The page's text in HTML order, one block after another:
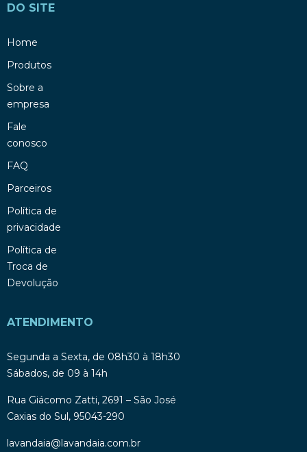
DO SITE
Home
Produtos
Sobre a
empresa
Fale
conosco
FAQ
Parceiros
Política de
privacidade
Política de
Troca de
Devolução
ATENDIMENTO
Segunda a Sexta, de 08h30 à 18h30
Sábados, de 09 à 14h
Rua Giácomo Zatti, 2691 – São José
Caxias do Sul, 95043-290
lavandaia@lavandaia.com.br